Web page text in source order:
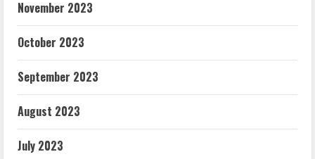
November 2023
October 2023
September 2023
August 2023
July 2023